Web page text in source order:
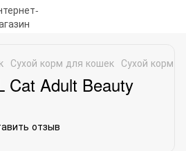
Сухой корм для кошек Сухой корм
Cat Adult Beauty
отзыв